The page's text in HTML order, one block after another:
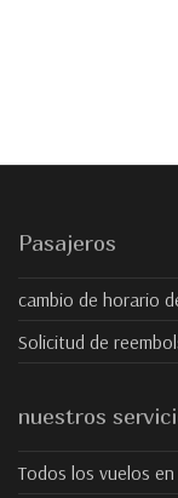
Pasajeros
cambio de horario
Solicitud de
nuestros
Todos los vuelos